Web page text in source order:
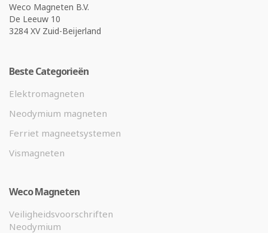
Weco Magneten B.V.
De Leeuw 10
3284 XV Zuid-Beijerland
Beste Categorieën
Elektromagneten
Neodymium magneten
Ferriet magneetsystemen
Vismagneten
Weco Magneten
Veiligheidsvoorschriften
Neodymium